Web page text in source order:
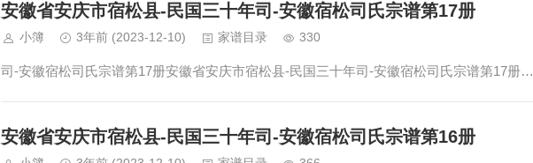
安徽省安庆市宿松县-民国三十年司-安徽宿松司氏宗谱第17册
小簿 3年前 (2023-12-10) 家谱目录 330
司-安徽宿松司氏宗谱第17册安徽省安庆市宿松县-民国三十年司-安徽宿松司氏宗谱第17册…
安徽省安庆市宿松县-民国三十年司-安徽宿松司氏宗谱第16册